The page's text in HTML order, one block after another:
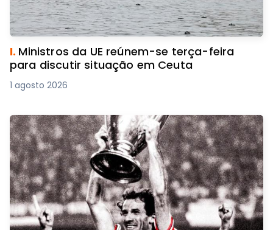
I. Ministros da UE reúnem-se terça-feira
para discutir situação em Ceuta
1 agosto 2026